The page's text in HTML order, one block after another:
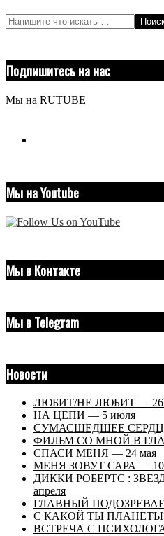
Поиск
Подпишитесь на нас
Мы на RUTUBE
Мы на Youtube
Мы в Контакте
Мы в Telegram
Новости
ЛЮБИТ/НЕ ЛЮБИТ — 26
НА ЦЕПИ — 5 июля
СУМАСШЕДШЕЕ
ФИЛЬМ СО МНОЙ В
СПАСИ МЕНЯ — 24 мая
МЕНЯ ЗОВУТ САРА — 10
ДИККИ РОБЕРТС :
апреля
ГЛАВНЫЙ
С КАКОЙ ТЫ ПЛАНЕТЫ?
ВСТРЕЧА С